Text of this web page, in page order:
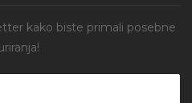
kako biste primali posebne